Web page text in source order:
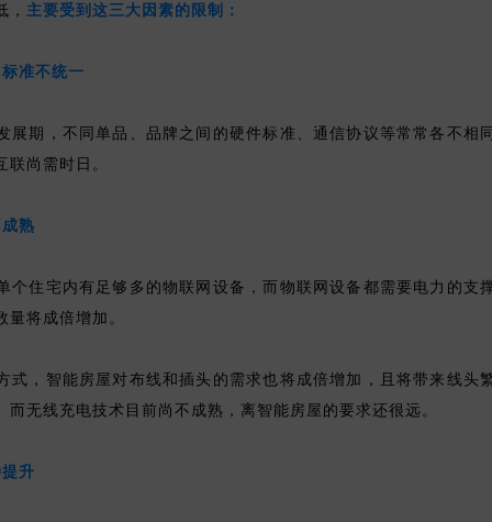
， 主要受到这三大因素的限制：
准不统一
展期，不同单品、品牌之间的硬件标准、通信协议等常常各不相
联尚需时日。
熟
个住宅内有足够多的物联网设备，而物联网设备都需要电力的支
量将成倍增加。
式，智能房屋对布线和插头的需求也将成倍增加，且将带来线头
而无线充电技术目前尚不成熟，离智能房屋的要求还很远。
升